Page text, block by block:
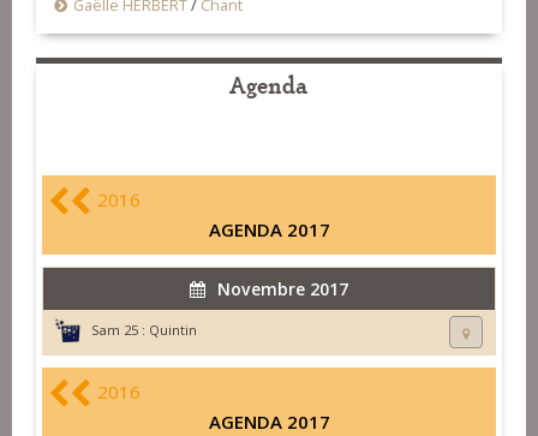
Gaëlle HERBERT/ Chant
Agenda
2016
AGENDA 2017
Novembre 2017
Sam 25 : Quintin
2016
AGENDA 2017